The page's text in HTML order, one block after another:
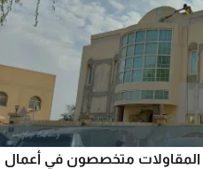
المقاولات متخصصون في أعمال